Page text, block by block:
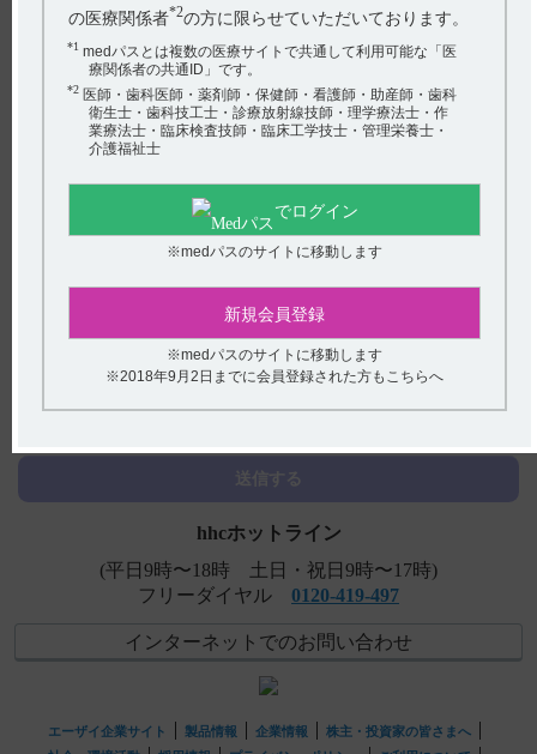
戻る
関連するQ&A
【フィコンパ錠・細粒】 就寝前投与の理由を教えてくだ
【フィコンパ錠・細粒】 有効血中濃度の目安はあります
か？
【フィコンパ】 一包化に関する情報はありますか？
【フィコンパ】 （1）併用により、フィコンパの血中濃度
アンケート:ご意見をお聞かせください
の医療関係者*2の方に限らせていただいております。
*1 medパスとは複数の医療サイトで共通して利用可能な「医
療関係者の共通ID」です。
*2 医師・歯科医師・薬剤師・保健師・看護師・助産師・歯科
衛生士・歯科技工士・診療放射線技師・理学療法士・作
業療法士・臨床検査技師・臨床工学技士・管理栄養士・
介護福祉士
でログイン
※medパスのサイトに移動します
新規会員登録
※medパスのサイトに移動します
※2018年9月2日までに会員登録された方もこちらへ
hhcホットライン
(平日9時〜18時 土日・祝日9時〜17時)
フリーダイヤル 0120-419-497
インターネットでのお問い合わせ
エーザイ企業サイト 製品情報 企業情報
株主・投資家の皆さまへ